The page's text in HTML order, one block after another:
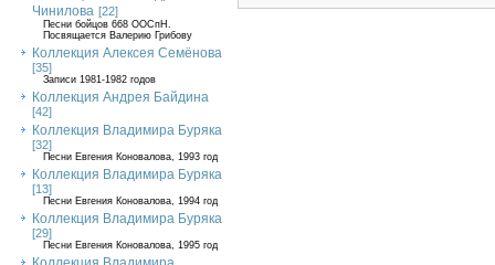
Чинилова [22]
Песни бойцов 668 ООСпН.
Посвящается Валерию Грибову
Коллекция Алексея Семёнова
[35]
Записи 1981-1982 годов
Коллекция Андрея Байдина
[42]
Коллекция Владимира Буряка
[32]
Песни Евгения Коновалова, 1993 год
Коллекция Владимира Буряка
[13]
Песни Евгения Коновалова, 1994 год
Коллекция Владимира Буряка
[29]
Песни Евгения Коновалова, 1995 год